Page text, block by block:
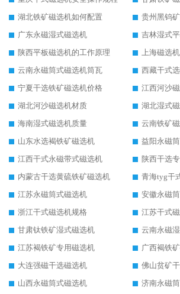
湖北铁矿磁选机如何配置
贵州黑钨
广东永磁湿式磁选机
吉林湿式
陕西平板磁选机的工作原理
上海磁选
云南永磁筒式磁选机筒瓦
西藏干式
宁夏干选铁矿磁选机价格
江西河沙
湖北河沙磁选机材质
湖北湿式
海南湿式磁选机质量
云南铁矿
山东水选褐铁矿磁选机
益阳永磁
江西干式永磁带式磁选机
陕西干选
内蒙古干选黄硫铁矿磁选机
青海tyg干
江苏永磁筒式磁选机
安徽永磁
浙江干式磁选机规格
甘肃钛铁矿湿式磁选机
云南永磁
江苏褐铁矿专用磁选机
广西褐铁
大连强磁干选磁选机
佛山贫矿
山西永磁筒式磁选机
济南永磁